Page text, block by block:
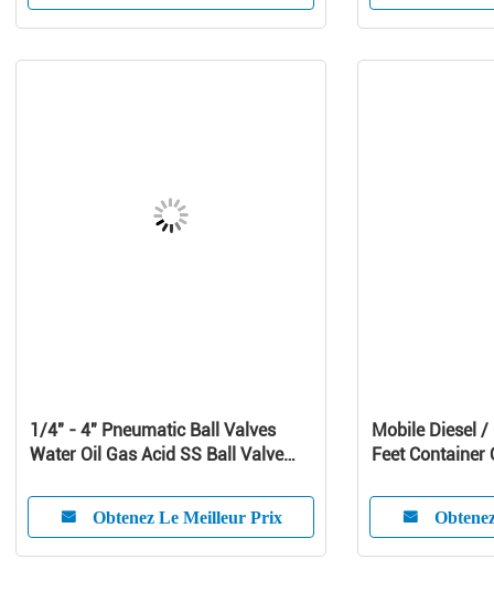
1/4" - 4" Pneumatic Ball Valves
Water Oil Gas Acid SS Ball Valve
Obtenez Le Meilleur Prix
Mobile Diesel /
Feet Container